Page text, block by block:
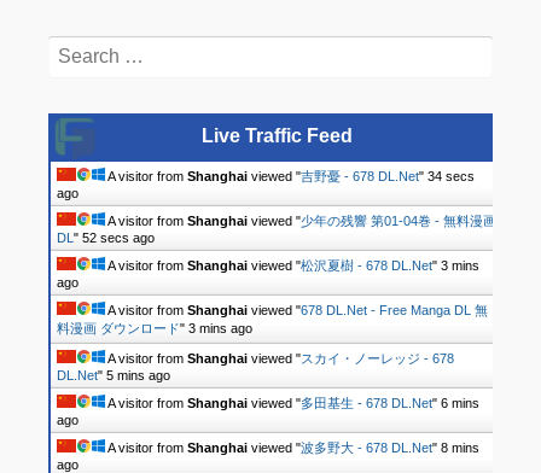
Search
Live Traffic Feed
A visitor from Shanghai viewed "吉野憂 - 678 DL.Net" 34 secs
ago
A visitor from Shanghai viewed "少年の残響 第01-04巻 - 無料漫画
DL " 52 secs ago
A visitor from Shanghai viewed "松沢夏樹 - 678 DL.Net" 3 mins
ago
A visitor from Shanghai viewed "678 DL.Net - Free Manga DL 無
料漫画 ダウンロード" 3 mins ago
A visitor from Shanghai viewed "スカイ・ノーレッジ - 678
DL.Net" 5 mins ago
A visitor from Shanghai viewed "多田基生 - 678 DL.Net" 6 mins
ago
A visitor from Shanghai viewed "波多野大 - 678 DL.Net" 8 mins
ago